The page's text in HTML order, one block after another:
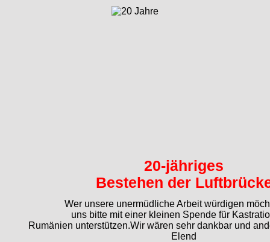
20-jähriges
Bestehen der
Wer unsere unermüdliche Arbeit würdigen
uns bitte mit einer kleinen Spende für
Rumänien unterstützen.Wir wären sehr dankbar und
Elend